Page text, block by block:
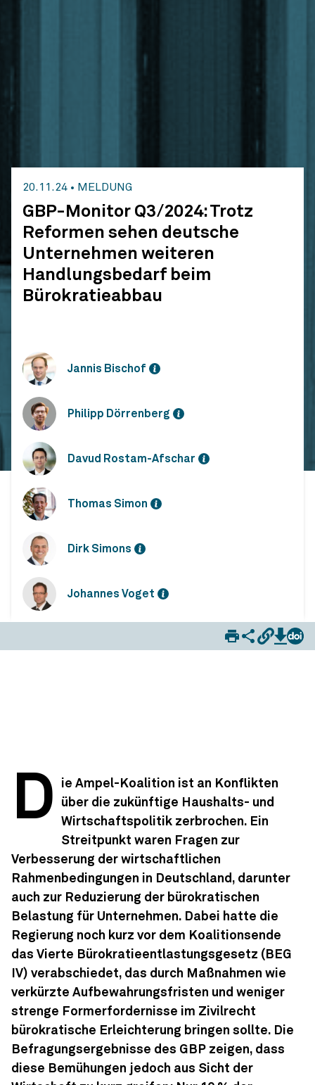
20.11.24 • MELDUNG
GBP-Monitor Q3/2024: Trotz
Reformen sehen deutsche
Unternehmen weiteren
Handlungsbedarf beim
Bürokratieabbau
Jannis Bischof
Philipp Dörrenberg
Davud Rostam-Afschar
Thomas Simon
Dirk Simons
Johannes Voget
D
ie Ampel-Koalition ist an Konflikten
über die zukünftige Haushalts- und
Wirtschaftspolitik zerbrochen. Ein
Streitpunkt waren Fragen zur
Verbesserung der wirtschaftlichen
Rahmenbedingungen in Deutschland, darunter
auch zur Reduzierung der bürokratischen
Belastung für Unternehmen. Dabei hatte die
Regierung noch kurz vor dem Koalitionsende
das Vierte Bürokratieentlastungsgesetz (BEG
IV) verabschiedet, das durch Maßnahmen wie
verkürzte Aufbewahrungsfristen und weniger
strenge Formerfordernisse im Zivilrecht
bürokratische Erleichterung bringen sollte. Die
Befragungsergebnisse des GBP zeigen, dass
diese Bemühungen jedoch aus Sicht der